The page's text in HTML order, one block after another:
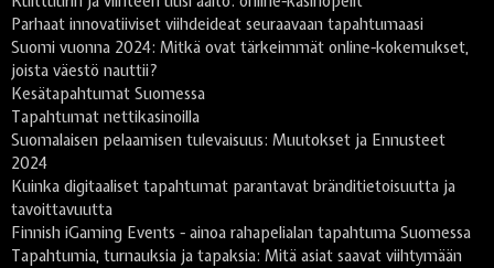
Parhaat innovatiiviset viihdeideat seuraavaan tapahtumaasi
Suomi vuonna 2024: Mitkä ovat tärkeimmät online-kokemukset,
joista väestö nauttii?
Kesätapahtumat Suomessa
Tapahtumat nettikasinoilla
Suomalaisen pelaamisen tulevaisuus: Muutokset ja Ennusteet
2024
Kuinka digitaaliset tapahtumat parantavat bränditietoisuutta ja
tavoittavuutta
Finnish iGaming Events - ainoa rahapelialan tapahtuma Suomessa
Tapahtumia, turnauksia ja tapaksia: Mitä asiat saavat viihtymään